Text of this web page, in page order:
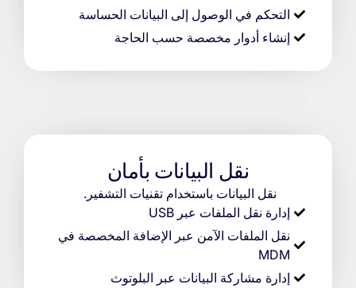
التحكم في الوصول إلى البيانات الحساسة
إنشاء أدوار مخصصة حسب الحاجة
نقل البيانات بأمان
نقل البيانات باستخدام تقنيات التشفير.
إدارة نقل الملفات عبر USB
نقل الملفات الآمن عبر الإضافة المخصصة في
MDM
إدارة مشاركة البيانات عبر البلوتوث